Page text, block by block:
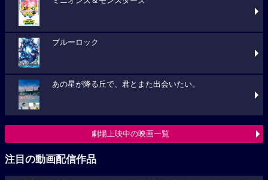
ブルーロック
あの星が降る丘で、君とまた出会いたい。
劇場上映中の映画一覧
注目の動画配信作品